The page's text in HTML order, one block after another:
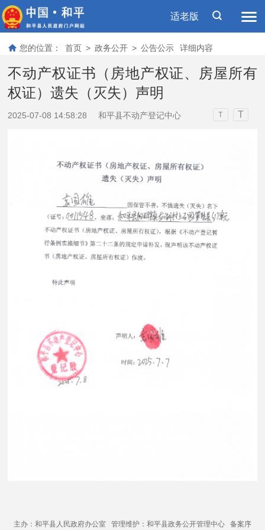
适老版
您的位置： 首页 > 政务公开 > 公告公示 详细内容
不动产权证书（房地产权证、房屋所有
权证）遗失（灭失）声明
2025-07-08 14:58:28 和平县不动产登记中心 T T
主办：和平县人民政府办公室 管理维护：和平县政务公开管理中心 备案序